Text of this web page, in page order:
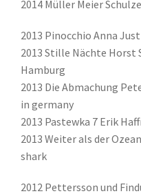
2014 Müller Meier
2013 Pinocchio Anna
2013 Stille Nächte Horst
Hamburg
2013 Die Abmachung
in germany
2013 Pastewka 7 Erik
2013 Weiter als der
shark
2012 Pettersson und